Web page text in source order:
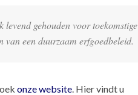
gehouden voor toekomstige
een duurzaam erfgoedbeleid.
onze website. Hier vindt u